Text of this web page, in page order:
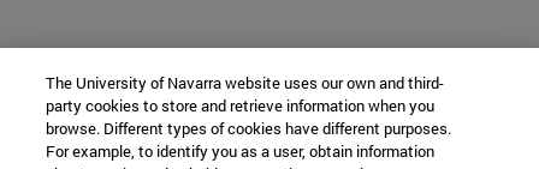
The University of Navarra website uses our own and third-
party cookies to store and retrieve information when you
browse. Different types of cookies have different purposes.
For example, to identify you as a user, obtain information